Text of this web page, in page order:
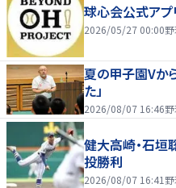
球心会公式アプ
2026/05/27 00:00
夏の甲子園Vか
た」
2026/08/07 16:46
健大高崎・石垣
投勝利
2026/08/07 16:41